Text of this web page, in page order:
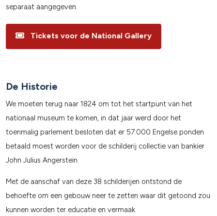
separaat aangegeven.
Tickets voor de National Gallery
De Historie
We moeten terug naar 1824 om tot het startpunt van het
nationaal museum te komen, in dat jaar werd door het
toenmalig parlement besloten dat er 57.000 Engelse ponden
betaald moest worden voor de schilderij collectie van bankier
John Julius Angerstein.
Met de aanschaf van deze 38 schilderijen ontstond de
behoefte om een gebouw neer te zetten waar dit getoond zou
kunnen worden ter educatie en vermaak.